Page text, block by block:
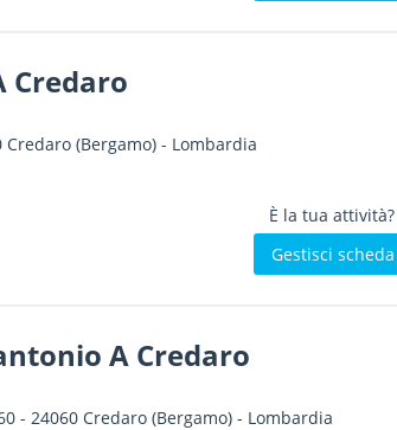
Credaro
Credaro(Bergamo) - Lombardia
È la tua attività?
Gestisci scheda
A Credaro
- 24060 Credaro(Bergamo) - Lombardia